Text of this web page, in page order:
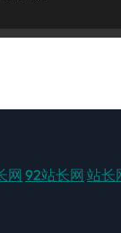
网92站长网 站长